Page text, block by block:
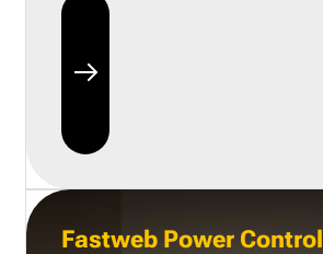
Fastweb Power Control